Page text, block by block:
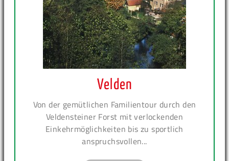
Velden
Von der gemütlichen Familientour durch den
Veldensteiner Forst mit verlockenden
Einkehrmöglichkeiten bis zu sportlich
anspruchsvollen...